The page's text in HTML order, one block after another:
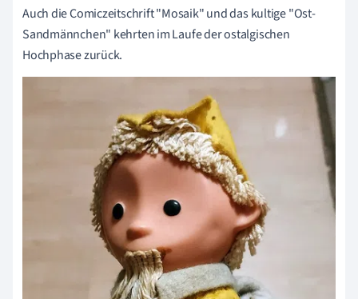
Auch die Comiczeitschrift "Mosaik" und das kultige "Ost-
Sandmännchen" kehrten im Laufe der ostalgischen
Hochphase zurück.